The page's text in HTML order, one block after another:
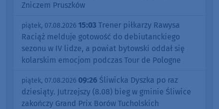
Zniczem Pruszków
piątek, 07.08.2026 15:03 Trener piłkarzy Rawysa
Raciąż melduje gotowość do debiutanckiego
sezonu w IV lidze, a powiat bytowski oddał się
kolarskim emocjom podczas Tour de Pologne
piątek, 07.08.2026 09:26 Śliwicka Dyszka po raz
dziesiąty. Jutrzejszy (8.08) bieg w gminie Śliwice
zakończy Grand Prix Borów Tucholskich